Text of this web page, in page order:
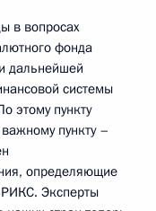
в вопросах
фонда
дальнейшей
системы
этому пункту
пункту –
определяющие
Эксперты